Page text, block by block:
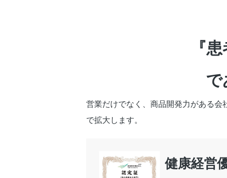
『
で
営業だけでなく、商品開発力がある
で拡大します。
健康経営